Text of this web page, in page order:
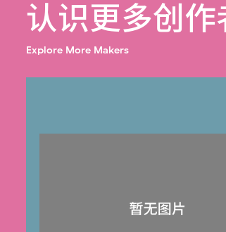
认识更多创作
Explore More Makers